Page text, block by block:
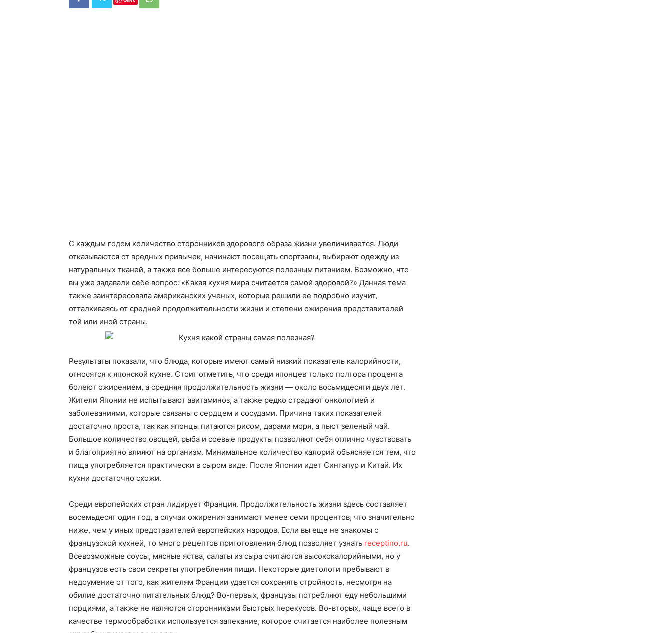
С каждым годом количество сторонников здорового образа жизни увеличивается. Люди
отказываются от вредных привычек, начинают посещать спортзалы, выбирают одежду из
натуральных тканей, а также все больше интересуются полезным питанием. Возможно, что
вы уже задавали себе вопрос: «Какая кухня мира считается самой здоровой?» Данная тема
также заинтересовала американских ученых, которые решили ее подробно изучит,
отталкиваясь от средней продолжительности жизни и степени ожирения представителей
той или иной страны.
Результаты показали, что блюда, которые имеют самый низкий показатель калорийности,
относятся к японской кухне. Стоит отметить, что среди японцев только полтора процента
болеют ожирением, а средняя продолжительность жизни — около восьмидесяти двух лет.
Жители Японии не испытывают авитаминоз, а также редко страдают онкологией и
заболеваниями, которые связаны с сердцем и сосудами. Причина таких показателей
достаточно проста, так как японцы питаются рисом, дарами моря, а пьют зеленый чай.
Большое количество овощей, рыба и соевые продукты позволяют себя отлично чувствовать
и благоприятно влияют на организм. Минимальное количество калорий объясняется тем, что
пища употребляется практически в сыром виде. После Японии идет Сингапур и Китай. Их
кухни достаточно схожи.
Среди европейских стран лидирует Франция. Продолжительность жизни здесь составляет
восемьдесят один год, а случаи ожирения занимают менее семи процентов, что значительно
ниже, чем у иных представителей европейских народов. Если вы еще не знакомы с
французской кухней, то много рецептов приготовления блюд позволяет узнать receptino.ru.
Всевозможные соусы, мясные яства, салаты из сыра считаются высококалорийными, но у
французов есть свои секреты употребления пищи. Некоторые диетологи пребывают в
недоумение от того, как жителям Франции удается сохранять стройность, несмотря на
обилие достаточно питательных блюд? Во-первых, французы потребляют еду небольшими
порциями, а также не являются сторонниками быстрых перекусов. Во-вторых, чаще всего в
качестве термообработки используется запекание, которое считается наиболее полезным